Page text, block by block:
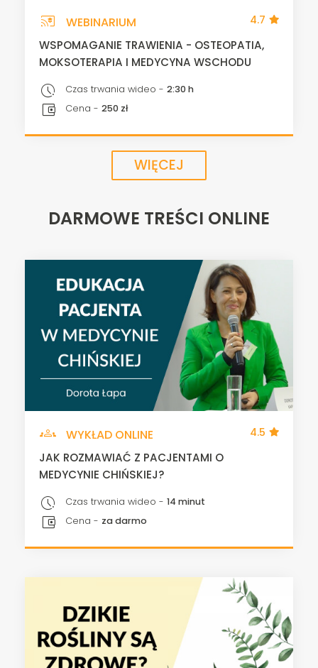
cast_for_education WEBINARIUM 4.7
WSPOMAGANIE TRAWIENIA - OSTEOPATIA,
MOKSOTERAPIA I MEDYCYNA WSCHODU
pace Czas trwania wideo - 2:30 h
account_balance_wallet Cena - 250 zł
WIĘCEJ
DARMOWE TREŚCI ONLINE
groups WYKŁAD ONLINE 4.5
JAK ROZMAWIAĆ Z PACJENTAMI O
MEDYCYNIE CHIŃSKIEJ?
pace Czas trwania wideo - 14 minut
account_balance_wallet Cena - za darmo